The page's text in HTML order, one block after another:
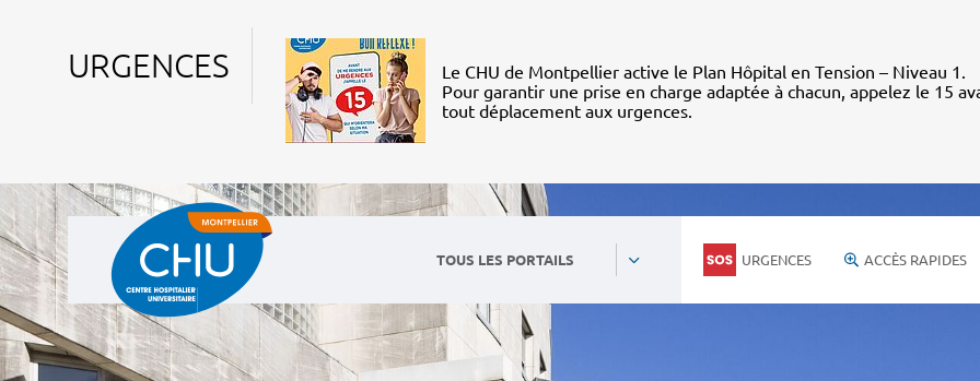
URGENCES
Le CHU de Montpellier active le Plan Hôpital en Tension – Niveau 1.
Pour garantir une prise en charge adaptée à chacun, appelez le 15
tout déplacement aux urgences.
TOUS LES PORTAILS URGENCES ACCÈS RAPIDES